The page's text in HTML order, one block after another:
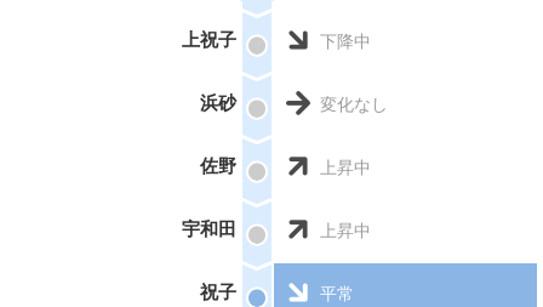
上祝子 下降中
浜砂 変化なし
佐野 上昇中
宇和田 上昇中
祝子 平常